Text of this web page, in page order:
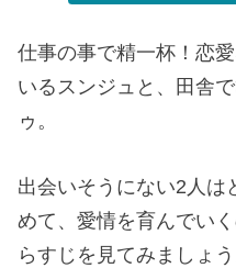
仕事の事で精一杯！恋
いるスンジュと、田舎
ゥ。
出会いそうにない2人は
めて、愛情を育んでい
らすじを見てみましょう